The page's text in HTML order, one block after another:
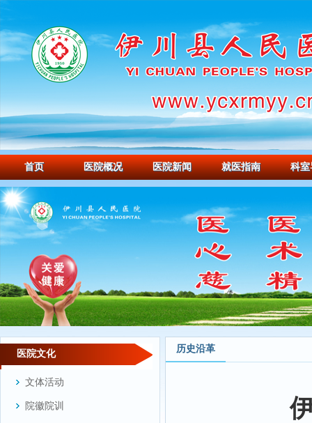
首页 医院概况 医院新闻 就医指南 科室
医院文化
文体活动
院徽院训
历史沿革